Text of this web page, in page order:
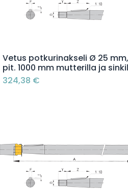
Lisää ostoskoriin
Vetus potkurinakseli Ø 25 mm,
pit. 1000 mm mutterilla ja
324,38 €